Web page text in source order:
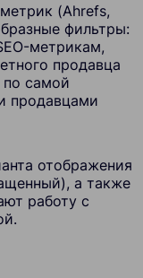
(Ahrefs,
фильтры:
метрикам,
продавца
самой
продавцами
отображения
а также
работу с